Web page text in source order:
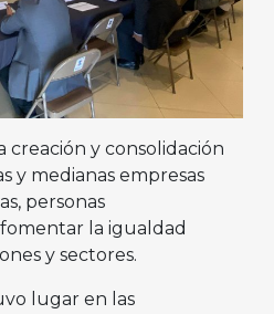
creación y consolidación
y medianas empresas
personas
la igualdad
y sectores.
lugar en las